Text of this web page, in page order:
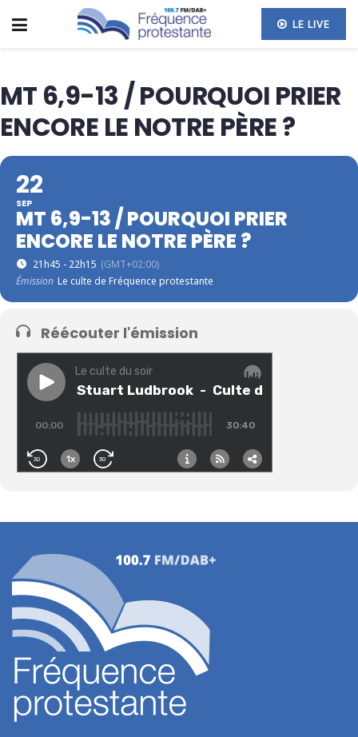
LE LIVE
MT 6,9-13 / POURQUOI PRIER
ENCORE LE NOTRE PÈRE ?
22
SEP
MT 6,9-13 / POURQUOI PRIER
ENCORE LE NOTRE PÈRE ?
21h45 - 22h15 (GMT+02:00)
Émission Le culte de Fréquence protestante
Réécouter l'émission